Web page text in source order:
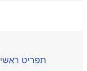
תפריט ראשי